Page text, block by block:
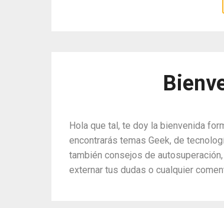
Hola que tal, te doy la bienvenida
encontrarás temas Geek, de
también consejos de
externar tus dudas o cualquier